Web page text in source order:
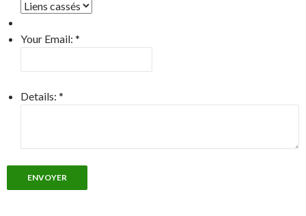
Your Email: *
Details: *
ENVOYER